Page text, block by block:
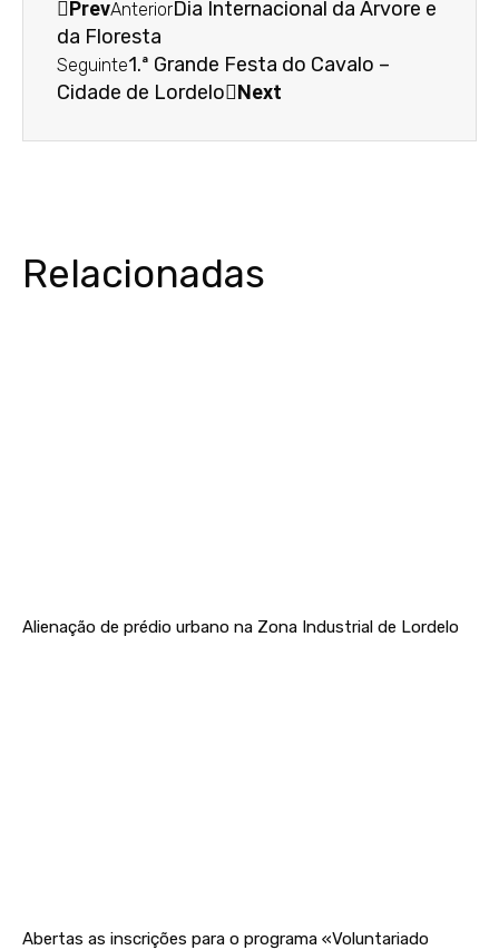
PrevAnteriorDia Internacional da Árvore e
da Floresta
Seguinte1.ª Grande Festa do Cavalo –
Cidade de Lordelo
Next
Relacionadas
Alienação de prédio urbano na Zona Industrial de Lordelo
Abertas as inscrições para o programa «Voluntariado